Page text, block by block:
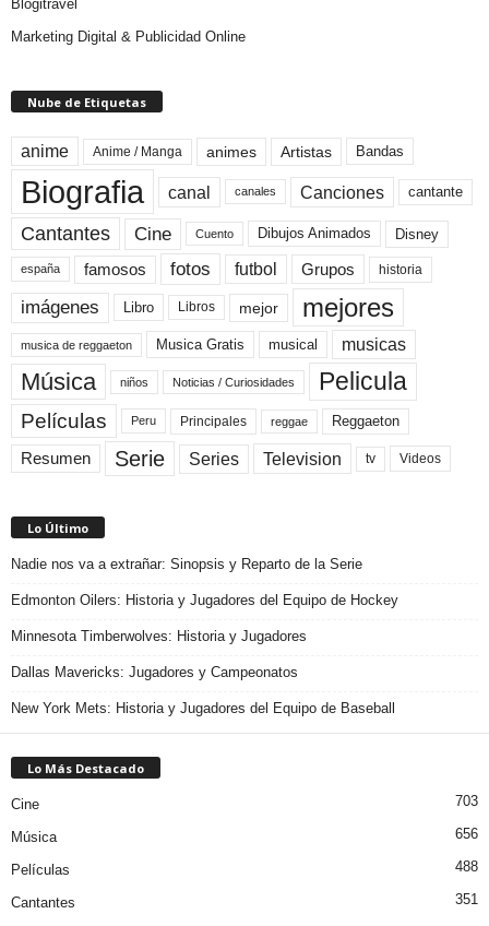
Blogitravel
Marketing Digital & Publicidad Online
Nube de Etiquetas
anime Anime / Manga animes Artistas Bandas
Biografia canal canales Canciones cantante
Cantantes Cine Cuento Dibujos Animados Disney
españa famosos fotos futbol Grupos historia
imágenes Libro Libros mejor mejores
musica de reggaeton Musica Gratis musical musicas
Música niños Noticias / Curiosidades Pelicula
Películas Peru Principales reggae Reggaeton
Resumen Serie Series Television tv Videos
Lo Último
Nadie nos va a extrañar: Sinopsis y Reparto de la Serie
Edmonton Oilers: Historia y Jugadores del Equipo de Hockey
Minnesota Timberwolves: Historia y Jugadores
Dallas Mavericks: Jugadores y Campeonatos
New York Mets: Historia y Jugadores del Equipo de Baseball
Lo Más Destacado
Cine 703
Música 656
Películas 488
Cantantes
351